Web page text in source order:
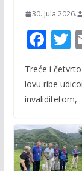
30. Jula 2026.
F
ac
e
b
o
k
T
er
Treće i
lovu ribe
invaliditetom,